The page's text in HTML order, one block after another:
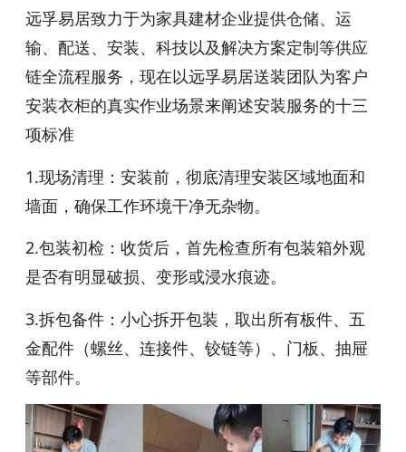
远孚易居致力于为家具建材企业提供仓储、运
输、配送、安装、科技以及解决方案定制等供应
链全流程服务，现在以远孚易居送装团队为客户
安装衣柜的真实作业场景来阐述安装服务的十三
项标准
1.现场清理：安装前，彻底清理安装区域地面和
墙面，确保工作环境干净无杂物。
2.包装初检：收货后，首先检查所有包装箱外观
是否有明显破损、变形或浸水痕迹。
3.拆包备件：小心拆开包装，取出所有板件、五
金配件（螺丝、连接件、铰链等）、门板、抽屉
等部件。